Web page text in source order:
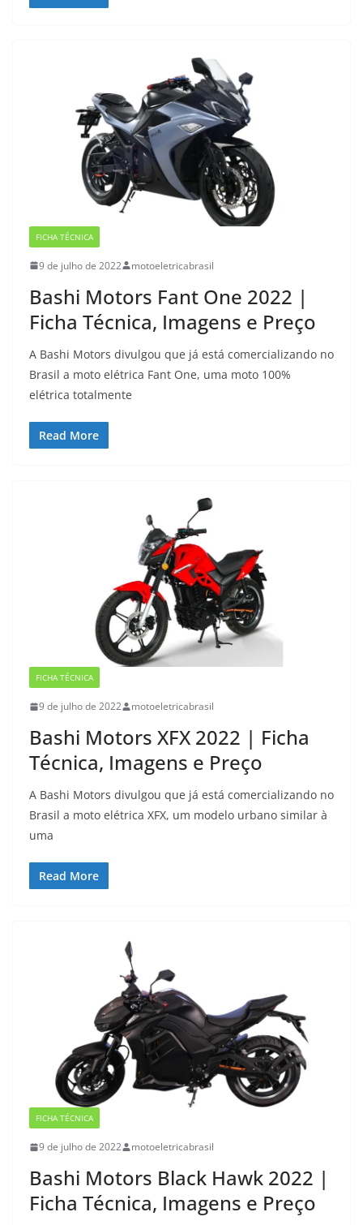
FICHA TÉCNICA
9 de julho de 2022 motoeletricabrasil
Bashi Motors Fant One 2022 |
Ficha Técnica, Imagens e Preço
A Bashi Motors divulgou que já está comercializando no
Brasil a moto elétrica Fant One, uma moto 100%
elétrica totalmente
Read More
FICHA TÉCNICA
9 de julho de 2022 motoeletricabrasil
Bashi Motors XFX 2022 | Ficha
Técnica, Imagens e Preço
A Bashi Motors divulgou que já está comercializando no
Brasil a moto elétrica XFX, um modelo urbano similar à
uma
Read More
FICHA TÉCNICA
9 de julho de 2022 motoeletricabrasil
Bashi Motors Black Hawk 2022 |
Ficha Técnica, Imagens e Preço